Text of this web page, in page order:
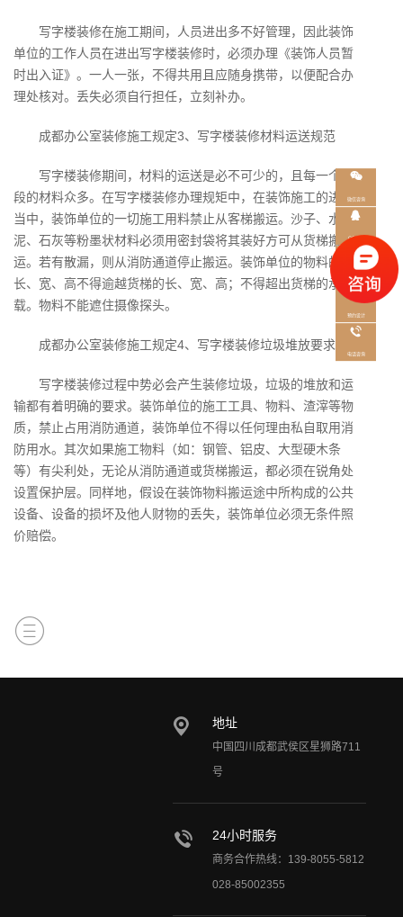
写字楼装修在施工期间，人员进出多不好管理，因此装饰
单位的工作人员在进出写字楼装修时，必须办理《装饰人员暂
时出入证》。一人一张，不得共用且应随身携带，以便配合办
理处核对。丢失必须自行担任，立刻补办。
成都办公室装修施工规定3、写字楼装修材料运送规范
写字楼装修期间，材料的运送是必不可少的，且每一个阶
段的材料众多。在写字楼装修办理规矩中，在装饰施工的进程
当中，装饰单位的一切施工用料禁止从客梯搬运。沙子、水
泥、石灰等粉墨状材料必须用密封袋将其装好方可从货梯搬
运。若有散漏，则从消防通道停止搬运。装饰单位的物料的
长、宽、高不得逾越货梯的长、宽、高；不得超出货梯的承
载。物料不能遮住摄像探头。
成都办公室装修施工规定4、写字楼装修垃圾堆放要求
写字楼装修过程中势必会产生装修垃圾，垃圾的堆放和运
输都有着明确的要求。装饰单位的施工工具、物料、渣滓等物
质，禁止占用消防通道，装饰单位不得以任何理由私自取用消
防用水。其次如果施工物料（如：钢管、铝皮、大型硬木条
等）有尖利处，无论从消防通道或货梯搬运，都必须在锐角处
设置保护层。同样地，假设在装饰物料搬运途中所构成的公共
设备、设备的损坏及他人财物的丢失，装饰单位必须无条件照
价赔偿。
地址
中国四川成都武侯区星狮路711
号
24小时服务
商务合作热线：139-8055-5812
028-85002355
微信咨询
QQ咨询
在线咨询
预约设计
电话咨询